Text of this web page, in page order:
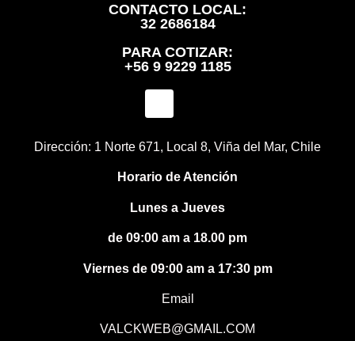
CONTACTO LOCAL:
32 2686184
PARA COTIZAR:
+56 9 9229 1185
Dirección: 1 Norte 671, Local 8, Viña del Mar, Chile
Horario de Atención
Lunes a Jueves
de 09:00 am a 18.00 pm
Viernes de 09:00 am a 17:30 pm
Email
VALCKWEB@GMAIL.COM